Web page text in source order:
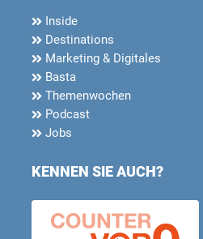
Inside
Destinations
Marketing & Digitales
Basta
Themenwochen
Podcast
Jobs
KENNEN SIE AUCH?